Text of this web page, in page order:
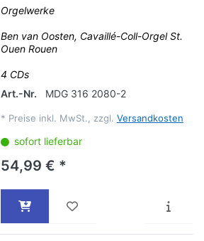
Orgelwerke
Ben van Oosten, Cavaillé-Coll-Orgel St.
Ouen Rouen
4 CDs
Art.-Nr.
MDG 316 2080-2
* Preise inkl. MwSt., zzgl. Versandkosten
sofort lieferbar
54,99 € *